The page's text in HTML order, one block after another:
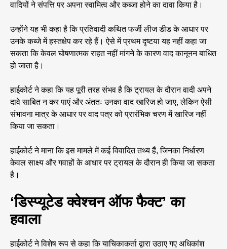
वादियों ने संपत्ति पर अपना स्वामित्व और कब्जा होने का दावा किया है।
उन्होंने यह भी कहा है कि प्रतिवादी कथित फर्जी लीज डीड के आधार पर
उनके कब्जे में हस्तक्षेप कर रहे हैं। ऐसे में प्रथम दृष्टया यह नहीं कहा जा
सकता कि केवल घोषणात्मक राहत नहीं मांगने के कारण वाद कानूनन बाधित
हो जाता है।
हाईकोर्ट ने कहा कि यह पूरी तरह संभव है कि ट्रायल के दौरान वादी अपने
दावे साबित न कर पाएं और अंततः उनका वाद खारिज हो जाए, लेकिन ऐसी
संभावना मात्र के आधार पर वाद पत्र को प्रारंभिक चरण में खारिज नहीं
किया जा सकता।
हाईकोर्ट ने माना कि इस मामले में कई विवादित तथ्य हैं, जिनका निर्धारण
केवल साक्ष्य और गवाहों के आधार पर ट्रायल के दौरान ही किया जा सकता
है।
‘डिस्प्यूटेड क्वेश्चन ऑफ फैक्ट’ का
हवाला
हाईकोर्ट ने विशेष रूप से कहा कि याचिकाकर्ता द्वारा उठाए गए अधिकांश